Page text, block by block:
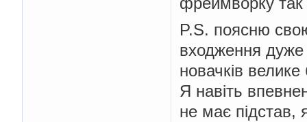
P.S. поясню
входження
новачків
Я навіть
не має підстав,